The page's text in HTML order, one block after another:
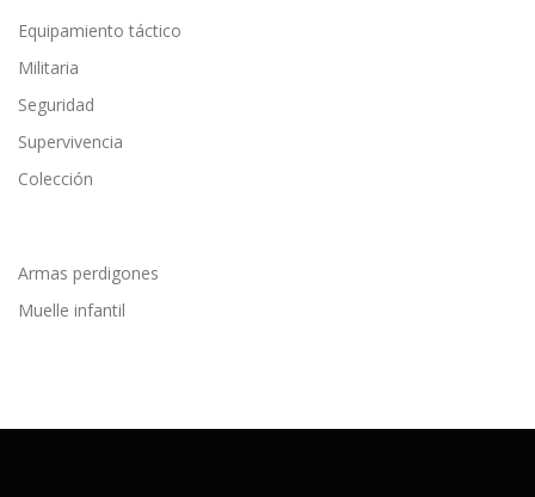
Equipamiento táctico
Militaria
Seguridad
Supervivencia
Colección
Armas perdigones
Muelle infantil